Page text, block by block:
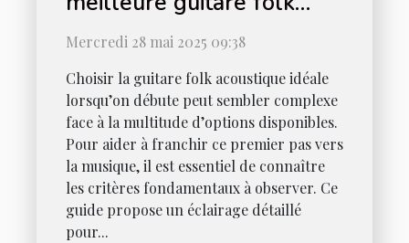
acoustique pour
débutants
Mercredi 28 mai 2025 09:38
Choisir la guitare folk acoustique idéale
lorsqu’on débute peut sembler complexe
face à la multitude d’options disponibles.
Pour aider à franchir ce premier pas vers
la musique, il est essentiel de connaître
les critères fondamentaux à observer. Ce
guide propose un éclairage détaillé
pour...